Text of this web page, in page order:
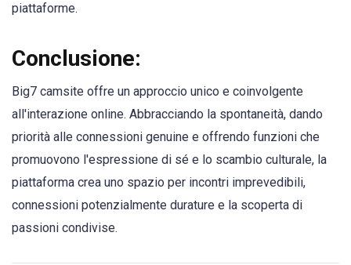
piattaforme.
Conclusione:
Big7 camsite offre un approccio unico e coinvolgente
all'interazione online. Abbracciando la spontaneità, dando
priorità alle connessioni genuine e offrendo funzioni che
promuovono l'espressione di sé e lo scambio culturale, la
piattaforma crea uno spazio per incontri imprevedibili,
connessioni potenzialmente durature e la scoperta di
passioni condivise.